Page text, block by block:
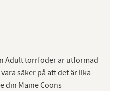
Adult torrfoder är utformad
säker på att det är lika
din Maine Coons